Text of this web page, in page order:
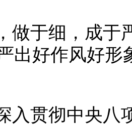
做于细，成于
出好作风好形
入贯彻中央八